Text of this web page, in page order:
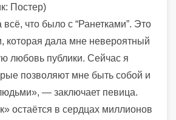
Постер)
что было с “Ранетками”. Это
которая дала мне невероятный
любовь публики. Сейчас я
позволяют мне быть собой и
— заключает певица.
остаётся в сердцах миллионов